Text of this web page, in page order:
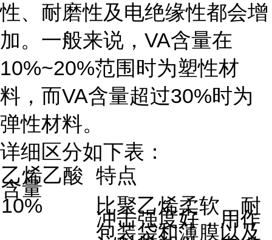
性、耐磨性及电绝缘性都会增
加。一般来说，VA含量在
10%~20%范围时为塑性材
料，而VA含量超过30%时为
弹性材料。
详细区分如下表：
乙烯乙酸
含量
特点
10%
比聚乙烯柔软，耐
冲击强度好，用作
包装袋和薄膜以及